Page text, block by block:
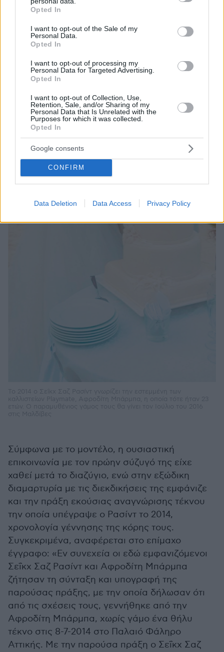
grant or deny consent to Google and its third-party tags to
use your data for below specified purposes in below Google
consent section.
Opted In
I want to opt-out of the Sale of my
Personal Data.
Opted In
I want to opt-out of processing my
Personal Data for Targeted Advertising.
Opted In
I want to opt-out of Collection, Use,
Retention, Sale, and/or Sharing of my
Personal Data that Is Unrelated with the
Purposes for which it was collected.
Opted In
Google consents
CONFIRM
Data Deletion Data Access Privacy Policy
Σύμφωνα με το μοντέλο, η ουσιαστική
επικοινωνία με τον πρώην σύζυγό της είχε
χαθεί μετά το διαζύγιο, ενώ στην εξώδικη
διαμαρτυρία με τις διεκδικήσεις της εμφάνιζε
και την πράξη εκούσιας αναγνώρισης τέκνου
την οποία υπέγραψε ο Ρασίντ το 2014,
χρονολογία γέννησης της κόρης τους.
Συγκεκριμένα, αναφέρεται στο επίμαχο
έγγραφο: «Εν συνεχεία οι εδώ εμφανιζόμενοι
Σεΐκχ Σαζ Ρασίντ και Αφροδίτη Μπάρμπα
ζήτησαν τη σύνταξη και υπογραφή της
παρούσας πράξης, με την οποία δήλωσαν ότι
από τις σχέσεις τους, γεννήθηκε από την
Αφροδίτη Μπάρμπα, χωρίς γάμο ένα θήλυ
τέκνο στις 8-7-2014 στο Παλαιό Φάληρο
Αττικής. Με την παρούσα πράξη ο Σεΐκχ Σαζ